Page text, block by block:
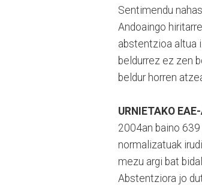
Sentimendu
Andoaingo
abstentzioa altua
beldurrez ez zen
beldur horren
URNIETAKO
2004an baino
normalizatuak
mezu argi bat
Abstentziora jo